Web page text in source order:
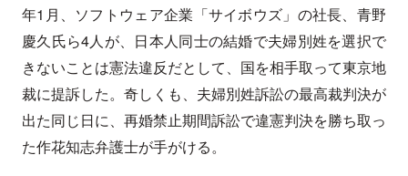
年1月、ソフトウェア企業「サイボウズ」の社長、青野
慶久氏ら4人が、日本人同士の結婚で夫婦別姓を選択で
きないことは憲法違反だとして、国を相手取って東京地
裁に提訴した。奇しくも、夫婦別姓訴訟の最高裁判決が
出た同じ日に、再婚禁止期間訴訟で違憲判決を勝ち取っ
た作花知志弁護士が手がける。